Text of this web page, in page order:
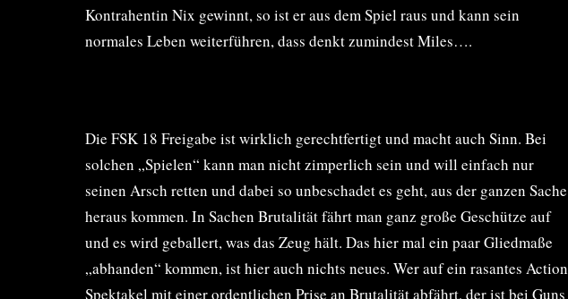
Kontrahentin Nix gewinnt, so ist er aus dem Spiel raus und kann sein
normales Leben weiterführen, dass denkt zumindest Miles….
Die FSK 18 Freigabe ist wirklich gerechtfertigt und macht auch Sinn. Bei
solchen „Spielen“ kann man nicht zimperlich sein und will einfach nur
seinen Arsch retten und dabei so unbeschadet es geht, aus der ganzen Sache
heraus kommen. In Sachen Brutalität fährt man ganz große Geschütze auf
und es wird geballert, was das Zeug hält. Das hier mal ein paar Gliedmaße
„abhanden“ kommen, ist hier auch nichts neues. Wer auf ein rasantes Action
Spektakel mit einer ordentlichen Prise an Brutalität abfährt, der ist bei Guns